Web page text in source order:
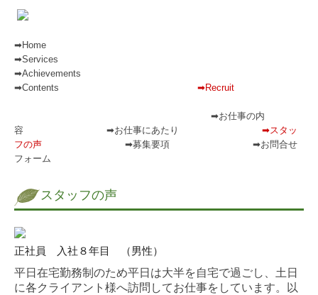
➡Home
➡Services
➡Achievements
➡Contents
➡Recruit
➡お仕事の内
容
➡お仕事にあたり
➡スタッ
フの声
➡募集要項
➡お問合せ
フォーム
スタッフの声
正社員 入社８年目 （男性）
平日在宅勤務制のため平日は大半を自宅で過ごし、土日
に各クライアント様へ訪問してお仕事をしています。以